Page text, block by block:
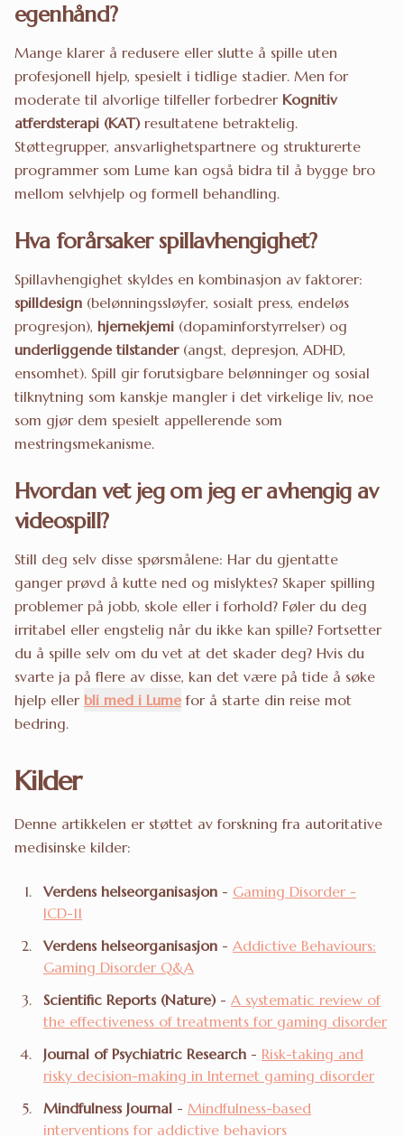
egenhånd?
Mange klarer å redusere eller slutte å spille uten
profesjonell hjelp, spesielt i tidlige stadier. Men for
moderate til alvorlige tilfeller forbedrer Kognitiv
atferdsterapi (KAT)resultatene betraktelig.
Støttegrupper, ansvarlighetspartnere og strukturerte
programmer som Lume kan også bidra til å bygge bro
mellom selvhjelp og formell behandling.
Hva forårsaker spillavhengighet?
Spillavhengighet skyldes en kombinasjon av faktorer:
spilldesign (belønningssløyfer, sosialt press, endeløs
progresjon), hjernekjemi (dopaminforstyrrelser) og
underliggende tilstander(angst, depresjon, ADHD,
ensomhet). Spill gir forutsigbare belønninger og sosial
tilknytning som kanskje mangler i det virkelige liv, noe
som gjør dem spesielt appellerende som
mestringsmekanisme.
Hvordan vet jeg om jeg er avhengig av
videospill?
Still deg selv disse spørsmålene: Har du gjentatte
ganger prøvd å kutte ned og mislyktes? Skaper spilling
problemer på jobb, skole eller i forhold? Føler du deg
irritabel eller engstelig når du ikke kan spille? Fortsetter
du å spille selv om du vet at det skader deg? Hvis du
svarte ja på flere av disse, kan det være på tide å søke
hjelp eller bli med i Lume for å starte din reise mot
bedring.
Kilder
Denne artikkelen er støttet av forskning fra autoritative
medisinske kilder:
Verdens helseorganisasjon - Gaming Disorder -
ICD-11
Verdens helseorganisasjon - Addictive Behaviours:
Gaming Disorder Q&A
Scientific Reports (Nature)- A systematic review of
the effectiveness of treatments for gaming disorder
Journal of Psychiatric Research - Risk-taking and
risky decision-making in Internet gaming disorder
Mindfulness Journal - Mindfulness-based
interventions for addictive behaviors